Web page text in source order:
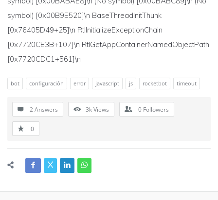
symbol) [0x00B9E520]\n BaseThreadInitThunk
[0x76405D49+25]\n RtlInitializeExceptionChain
[0x7720CE3B+107]\n RtlGetAppContainerNamedObjectPath
[0x7720CDC1+561]\n
bot configuración error javascript js rocketbot timeout
2 Answers 3kViews 0 Followers
0